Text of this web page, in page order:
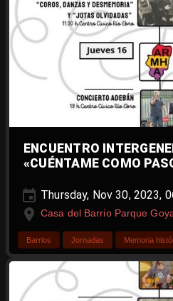
ENCUENTRO
«CUÉNTAME COMO
Thursday, Nov 30, 2023,
Casa del Barrio Parque
Barrios Jornadas Memoria